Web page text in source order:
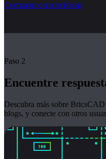
Comparar características
Paso 2
Encuentre
Descubra más sobre
blogs, y conecte con otros